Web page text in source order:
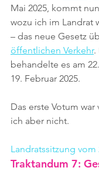
Mai 2025, kommt
wozu ich im Landrat
– das neue Gesetz
öffentlichen Verkehr.
behandelte es am
19. Februar 2025.
Das erste Votum
ich aber nicht.
Landratssitzung vom
Traktandum 7: